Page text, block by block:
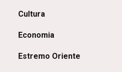
Cultura
Economia
Estremo Oriente